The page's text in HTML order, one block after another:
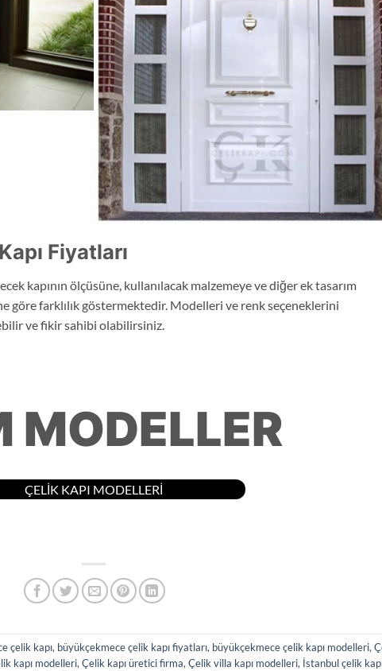
Fiyatları
kapının ölçüsüne, kullanılacak malzemeye ve diğer ek tasarım
göre farklılık göstermektedir. Modelleri ve renk seçeneklerini
ve fikir sahibi olabilirsiniz.
MODELLER
ÇELİK KAPI MODELLERİ
çelik kapı, büyükçekmece çelik kapı fiyatları, büyükçekmece çelik kapı modelleri,
kapı modelleri, Çelik kapı üretici firma, Çelik villa kapı modelleri, İstanbul çelik